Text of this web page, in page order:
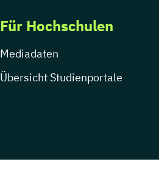
Für Hochschulen
Mediadaten
Übersicht Studienportale